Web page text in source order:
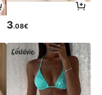
3.08€